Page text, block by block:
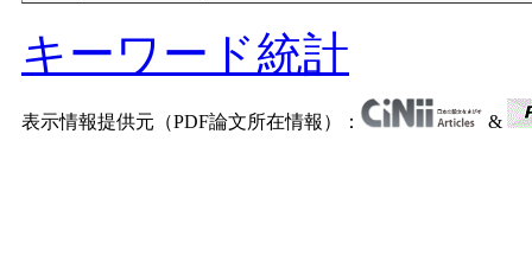
キーワード統計
表示情報提供元（PDF論文所在情報）： &